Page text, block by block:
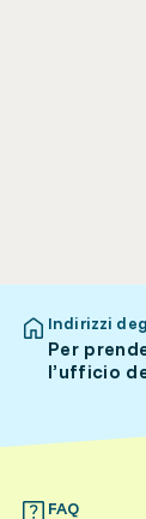
Indirizzi
Per
l’ufficio
FAQ